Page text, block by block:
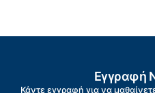
Εγγραφή
Κάντε εγγραφή για να